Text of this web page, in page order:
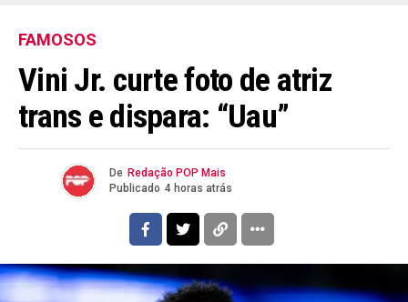
FAMOSOS
Vini Jr. curte foto de atriz
trans e dispara: “Uau”
De Redação POP Mais
Publicado 4 horas atrás